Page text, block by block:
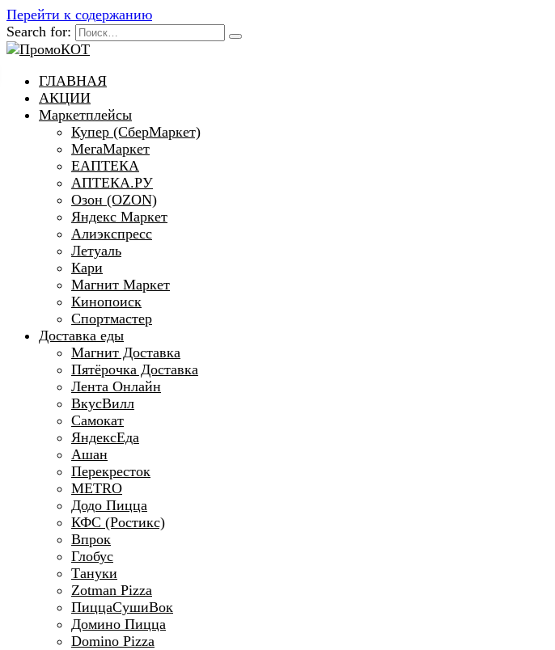
Перейти к содержанию
Search for:
ГЛАВНАЯ
АКЦИИ
Маркетплейсы
Купер (СберМаркет)
МегаМаркет
ЕАПТЕКА
АПТЕКА.РУ
Озон (OZON)
Яндекс Маркет
Алиэкспресс
Летуаль
Кари
Магнит Маркет
Кинопоиск
Спортмастер
Доставка еды
Магнит Доставка
Пятёрочка Доставка
Лента Онлайн
ВкусВилл
Самокат
ЯндексЕда
Ашан
Перекресток
METRO
Додо Пицца
КФС (Ростикс)
Впрок
Глобус
Тануки
Zotman Pizza
ПиццаСушиВок
Домино Пицца
Domino Pizza